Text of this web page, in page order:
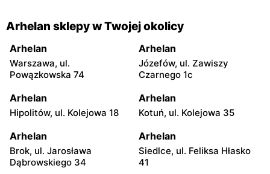
Arhelan sklepy w Twojej okolicy
Arhelan
Warszawa, ul.
Powązkowska 74
Arhelan
Józefów, ul. Zawiszy
Czarnego 1c
Arhelan
Hipolitów, ul. Kolejowa 18
Arhelan
Kotuń, ul. Kolejowa 35
Arhelan
Brok, ul. Jarosława
Dąbrowskiego 34
Arhelan
Siedlce, ul. Feliksa Hłasko
41